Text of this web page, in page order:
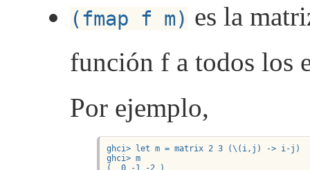
(fmap f m) es la
función f a todos los
Por ejemplo,
ghci> let m = matrix 2 3 (\(i,j) -> i-j)
ghci> m
(  0 -1 -2 )